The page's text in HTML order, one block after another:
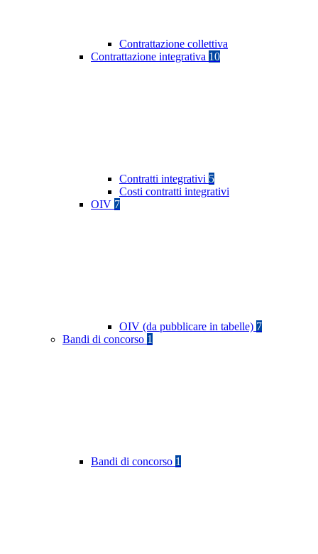
Contrattazione collettiva
Contrattazione integrativa 10
Contratti integrativi 5
Costi contratti integrativi
OIV 7
OIV (da pubblicare in tabelle) 7
Bandi di concorso 1
Bandi di concorso 1